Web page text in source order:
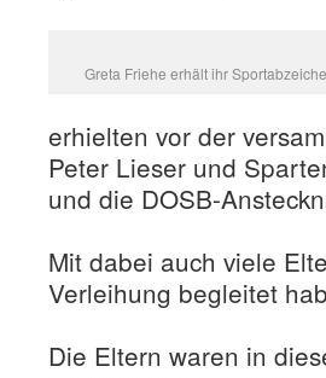
Greta Friehe erhält ihr
erhielten vor der
Peter Lieser und
und die DOSB-
Mit dabei auch viele
Verleihung begleitet
Die Eltern waren in